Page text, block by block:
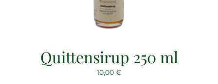
Quittensirup 250 ml
10,00 €